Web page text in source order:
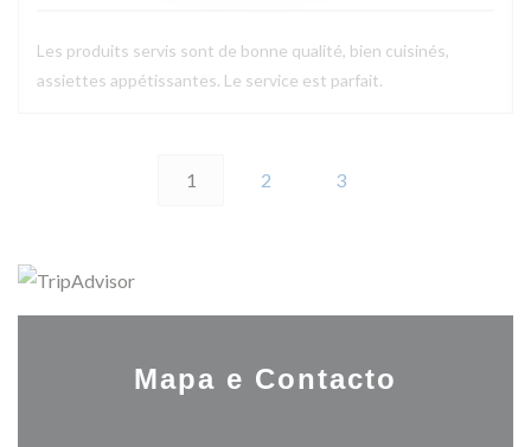
Les produits servis sont de bonne qualité, bien cuisinés,
assiettes appétissantes. Le service est parfait.
1 2 3
Mapa e Contacto